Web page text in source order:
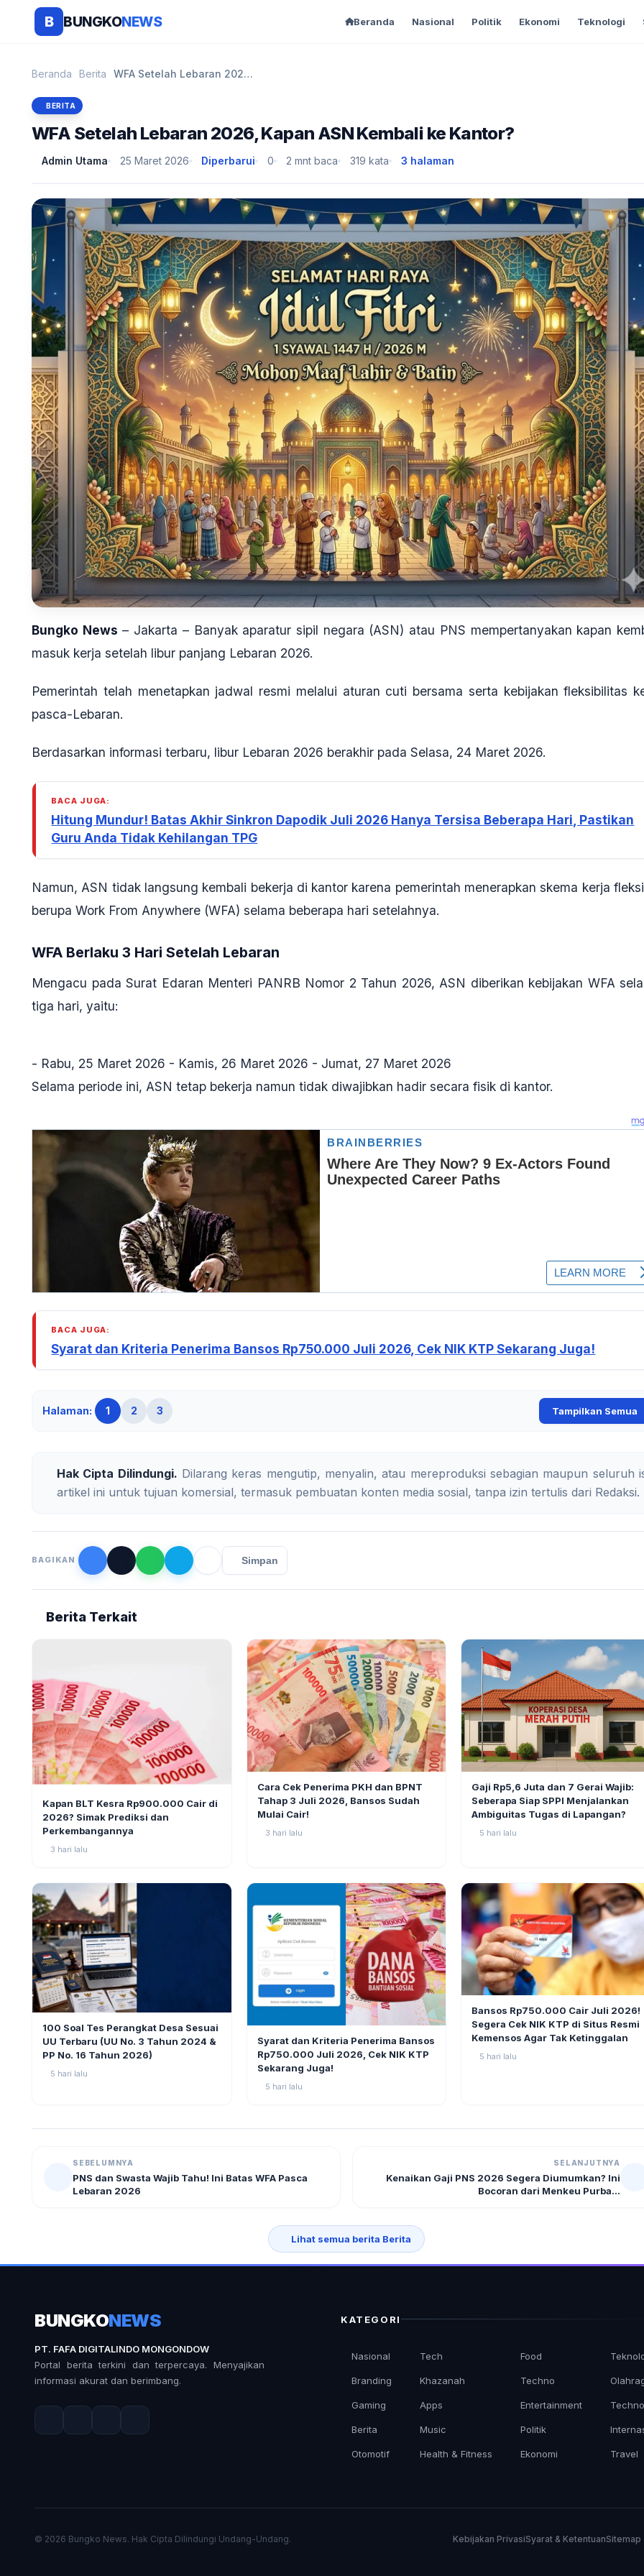
B BUNGKONEWS Beranda Nasional Politik Ekonomi Teknologi
Beranda Berita WFA Setelah Lebaran 2026, Kapan ASN Kembali ke Kan...
BERITA
WFA Setelah Lebaran 2026, Kapan ASN Kembali ke Kantor?
Admin Utama 25 Maret 2026 Diperbarui 0 2 mnt baca 319 kata 3 halaman
Bungko News – Jakarta – Banyak aparatur sipil negara (ASN) atau PNS mempertanyakan kapan
masuk kerja setelah libur panjang Lebaran 2026.
Pemerintah telah menetapkan jadwal resmi melalui aturan cuti bersama serta kebijakan fleksibilitas
pasca-Lebaran.
Berdasarkan informasi terbaru, libur Lebaran 2026 berakhir pada Selasa, 24 Maret 2026.
BACA JUGA:
Hitung Mundur! Batas Akhir Sinkron Dapodik Juli 2026 Hanya Tersisa Beberapa Hari, Pastikan
Guru Anda Tidak Kehilangan TPG
Namun, ASN tidak langsung kembali bekerja di kantor karena pemerintah menerapkan skema kerja
berupa Work From Anywhere (WFA) selama beberapa hari setelahnya.
WFA Berlaku 3 Hari Setelah Lebaran
Mengacu pada Surat Edaran Menteri PANRB Nomor 2 Tahun 2026, ASN diberikan kebijakan WFA
tiga hari, yaitu:
- Rabu, 25 Maret 2026 - Kamis, 26 Maret 2026 - Jumat, 27 Maret 2026
Selama periode ini, ASN tetap bekerja namun tidak diwajibkan hadir secara fisik di kantor.
BACA JUGA:
Syarat dan Kriteria Penerima Bansos Rp750.000 Juli 2026, Cek NIK KTP Sekarang Juga!
Halaman: 1 2 3 Tampilkan Semua
Hak Cipta Dilindungi. Dilarang keras mengutip, menyalin, atau mereproduksi sebagian maupun seluruh
artikel ini untuk tujuan komersial, termasuk pembuatan konten media sosial, tanpa izin tertulis dari Redaksi.
BAGIKAN Simpan
Berita Terkait
Kapan BLT Kesra Rp900.000 Cair di
2026? Simak Prediksi dan
Perkembangannya
3 hari lalu
Cara Cek Penerima PKH dan BPNT
Tahap 3 Juli 2026, Bansos Sudah
Mulai Cair!
3 hari lalu
Gaji Rp5,6 Juta dan 7 Gerai Wajib:
Seberapa Siap SPPI Menjalankan
Ambiguitas Tugas di Lapangan?
5 hari lalu
100 Soal Tes Perangkat Desa Sesuai
UU Terbaru (UU No. 3 Tahun 2024 &
PP No. 16 Tahun 2026)
5 hari lalu
Syarat dan Kriteria Penerima Bansos
Rp750.000 Juli 2026, Cek NIK KTP
Sekarang Juga!
5 hari lalu
Bansos Rp750.000 Cair Juli 2026!
Segera Cek NIK KTP di Situs Resmi
Kemensos Agar Tak Ketinggalan
5 hari lalu
SEBELUMNYA
PNS dan Swasta Wajib Tahu! Ini Batas WFA Pasca
Lebaran 2026
SELANJUTNYA
Kenaikan Gaji PNS 2026 Segera Diumumkan? Ini
Bocoran dari Menkeu Purba...
Lihat semua berita Berita
BUNGKONEWS
PT. FAFA DIGITALINDO MONGONDOW
Portal berita terkini dan terpercaya. Menyajikan
informasi akurat dan berimbang.
KATEGORI
Nasional
Branding
Gaming
Berita
Otomotif
Tech
Khazanah
Apps
Music
Health & Fitness
Food
Techno
Entertainment
Politik
Ekonomi Travel
© 2026 Bungko News. Hak Cipta Dilindungi Undang-Undang. Kebijakan PrivasiSyarat & KetentuanSitemap